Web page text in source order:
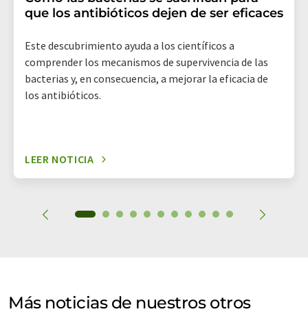
que los antibióticos dejen de ser eficaces
Este descubrimiento ayuda a los científicos a
comprender los mecanismos de supervivencia de las
bacterias y, en consecuencia, a mejorar la eficacia de
los antibióticos.
LEER NOTICIA
Más noticias de nuestros otros